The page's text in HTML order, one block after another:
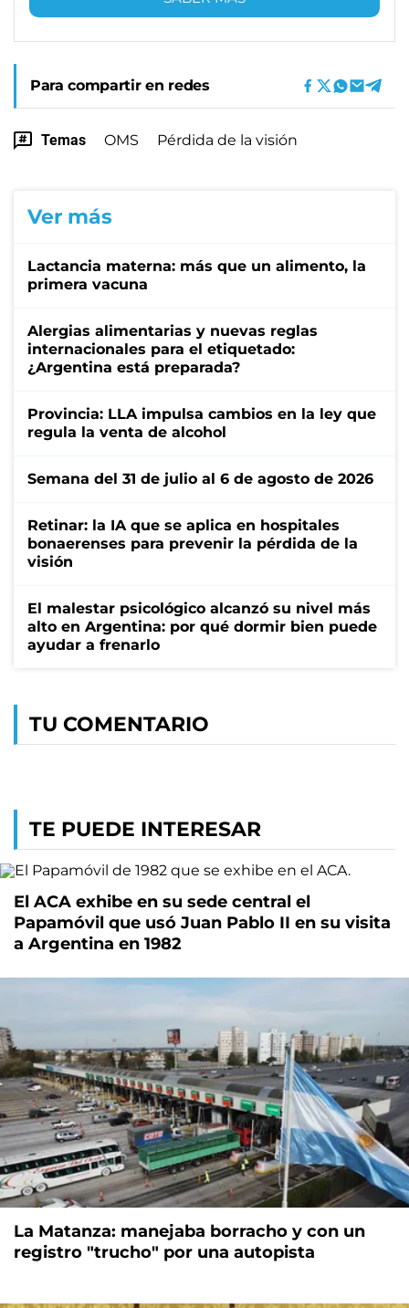
Para compartir en redes
Temas OMS Pérdida de la visión
Ver más
Lactancia materna: más que un alimento, la
primera vacuna
Alergias alimentarias y nuevas reglas
internacionales para el etiquetado:
¿Argentina está preparada?
Provincia: LLA impulsa cambios en la ley que
regula la venta de alcohol
Semana del 31 de julio al 6 de agosto de 2026
Retinar: la IA que se aplica en hospitales
bonaerenses para prevenir la pérdida de la
visión
El malestar psicológico alcanzó su nivel más
alto en Argentina: por qué dormir bien puede
ayudar a frenarlo
TU COMENTARIO
TE PUEDE INTERESAR
El ACA exhibe en su sede central el
Papamóvil que usó Juan Pablo II en su visita
a Argentina en 1982
La Matanza: manejaba borracho y con un
registro "trucho" por una autopista